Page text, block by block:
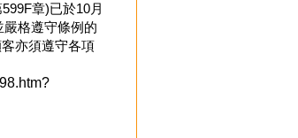
章)已於10月
格遵守條例的
亦須遵守各項